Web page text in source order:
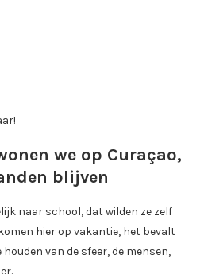
we op Curaçao,
blijven
naar school, dat wilden ze zelf
hier op vakantie, het bevalt
van de sfeer, de mensen,